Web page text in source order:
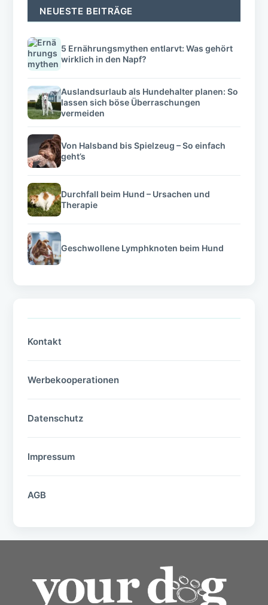
NEUESTE BEITRÄGE
5 Ernährungsmythen entlarvt: Was gehört
wirklich in den Napf?
Auslandsurlaub als Hundehalter planen: So
lassen sich böse Überraschungen
vermeiden
Von Halsband bis Spielzeug – So einfach
geht’s
Durchfall beim Hund – Ursachen und
Therapie
Geschwollene Lymphknoten beim Hund
Kontakt
Werbekooperationen
Datenschutz
Impressum
AGB